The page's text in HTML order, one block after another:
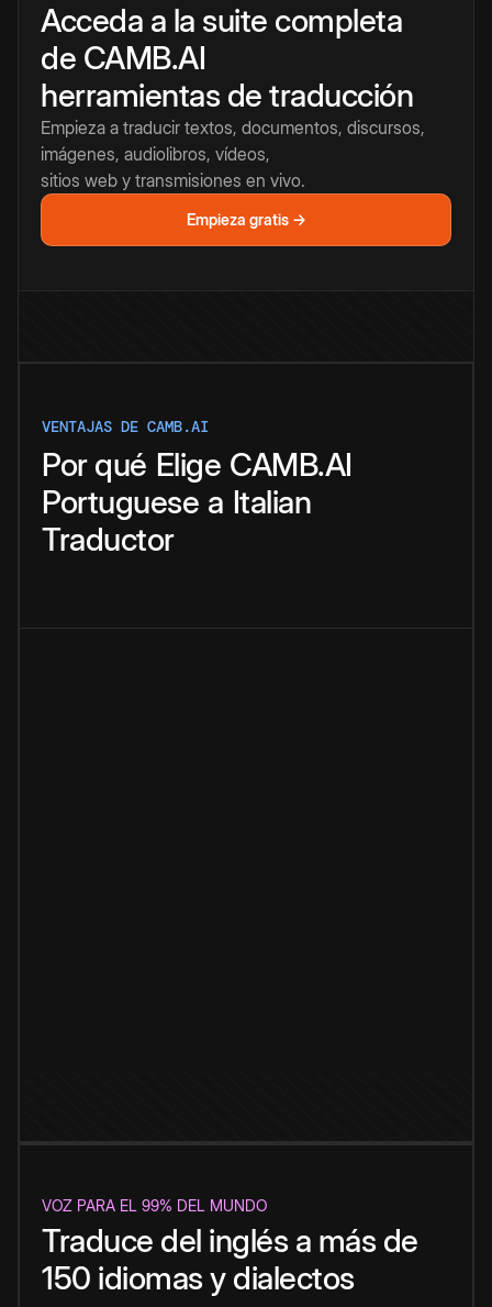
Acceda a la suite completa
de CAMB.AI
herramientas de traducción
Empieza a traducir textos, documentos, discursos,
imágenes, audiolibros, vídeos,
sitios web y transmisiones en vivo.
Empieza gratis →
VENTAJAS DE CAMB.AI
Por qué Elige CAMB.AI
Portuguese a Italian
Traductor
VOZ PARA EL 99% DEL MUNDO
Traduce del inglés a más de
150 idiomas y dialectos